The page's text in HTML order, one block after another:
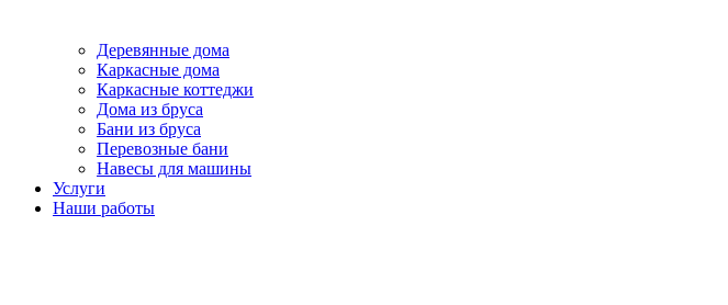
Деревянные дома
Каркасные дома
Каркасные коттеджи
Дома из бруса
Бани из бруса
Перевозные бани
Навесы для машины
Услуги
Наши работы